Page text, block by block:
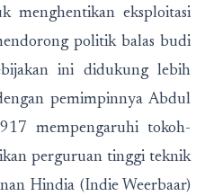
menghentikan eksploitasi
politik balas budi
ini didukung lebih
pemimpinnya Abdul
mempengaruhi tokoh-
perguruan tinggi teknik
Hindia (Indie Weerbaar)